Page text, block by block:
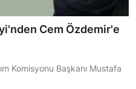
Cem Özdemir'e
Komisyonu Başkanı Mustafa